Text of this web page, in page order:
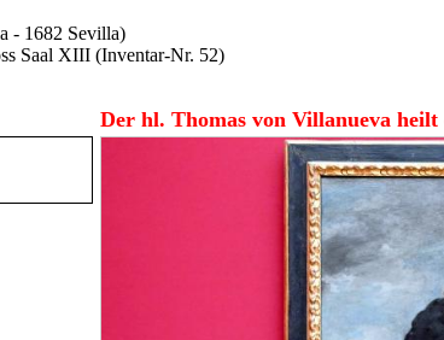
- 1682 Sevilla)
Saal XIII (Inventar-Nr. 52)
Der hl. Thomas von Villanueva heilt